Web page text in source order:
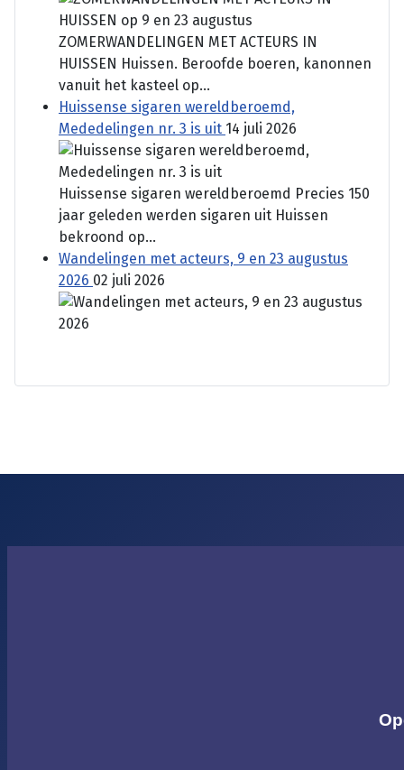
ZOMERWANDELINGEN MET ACTEURS IN
HUISSEN Huissen. Beroofde boeren, kanonnen
vanuit het kasteel op...
Huissense sigaren wereldberoemd,
Mededelingen nr. 3 is uit 14 juli 2026
Huissense sigaren wereldberoemd Precies 150
jaar geleden werden sigaren uit Huissen
bekroond op...
Wandelingen met acteurs, 9 en 23 augustus
2026 02 juli 2026